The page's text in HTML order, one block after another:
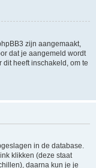
zijn aangemaakt,
dat je aangemeld wordt
heeft inschakeld, om te
in de database.
klikken (deze staat
daarna kun je je